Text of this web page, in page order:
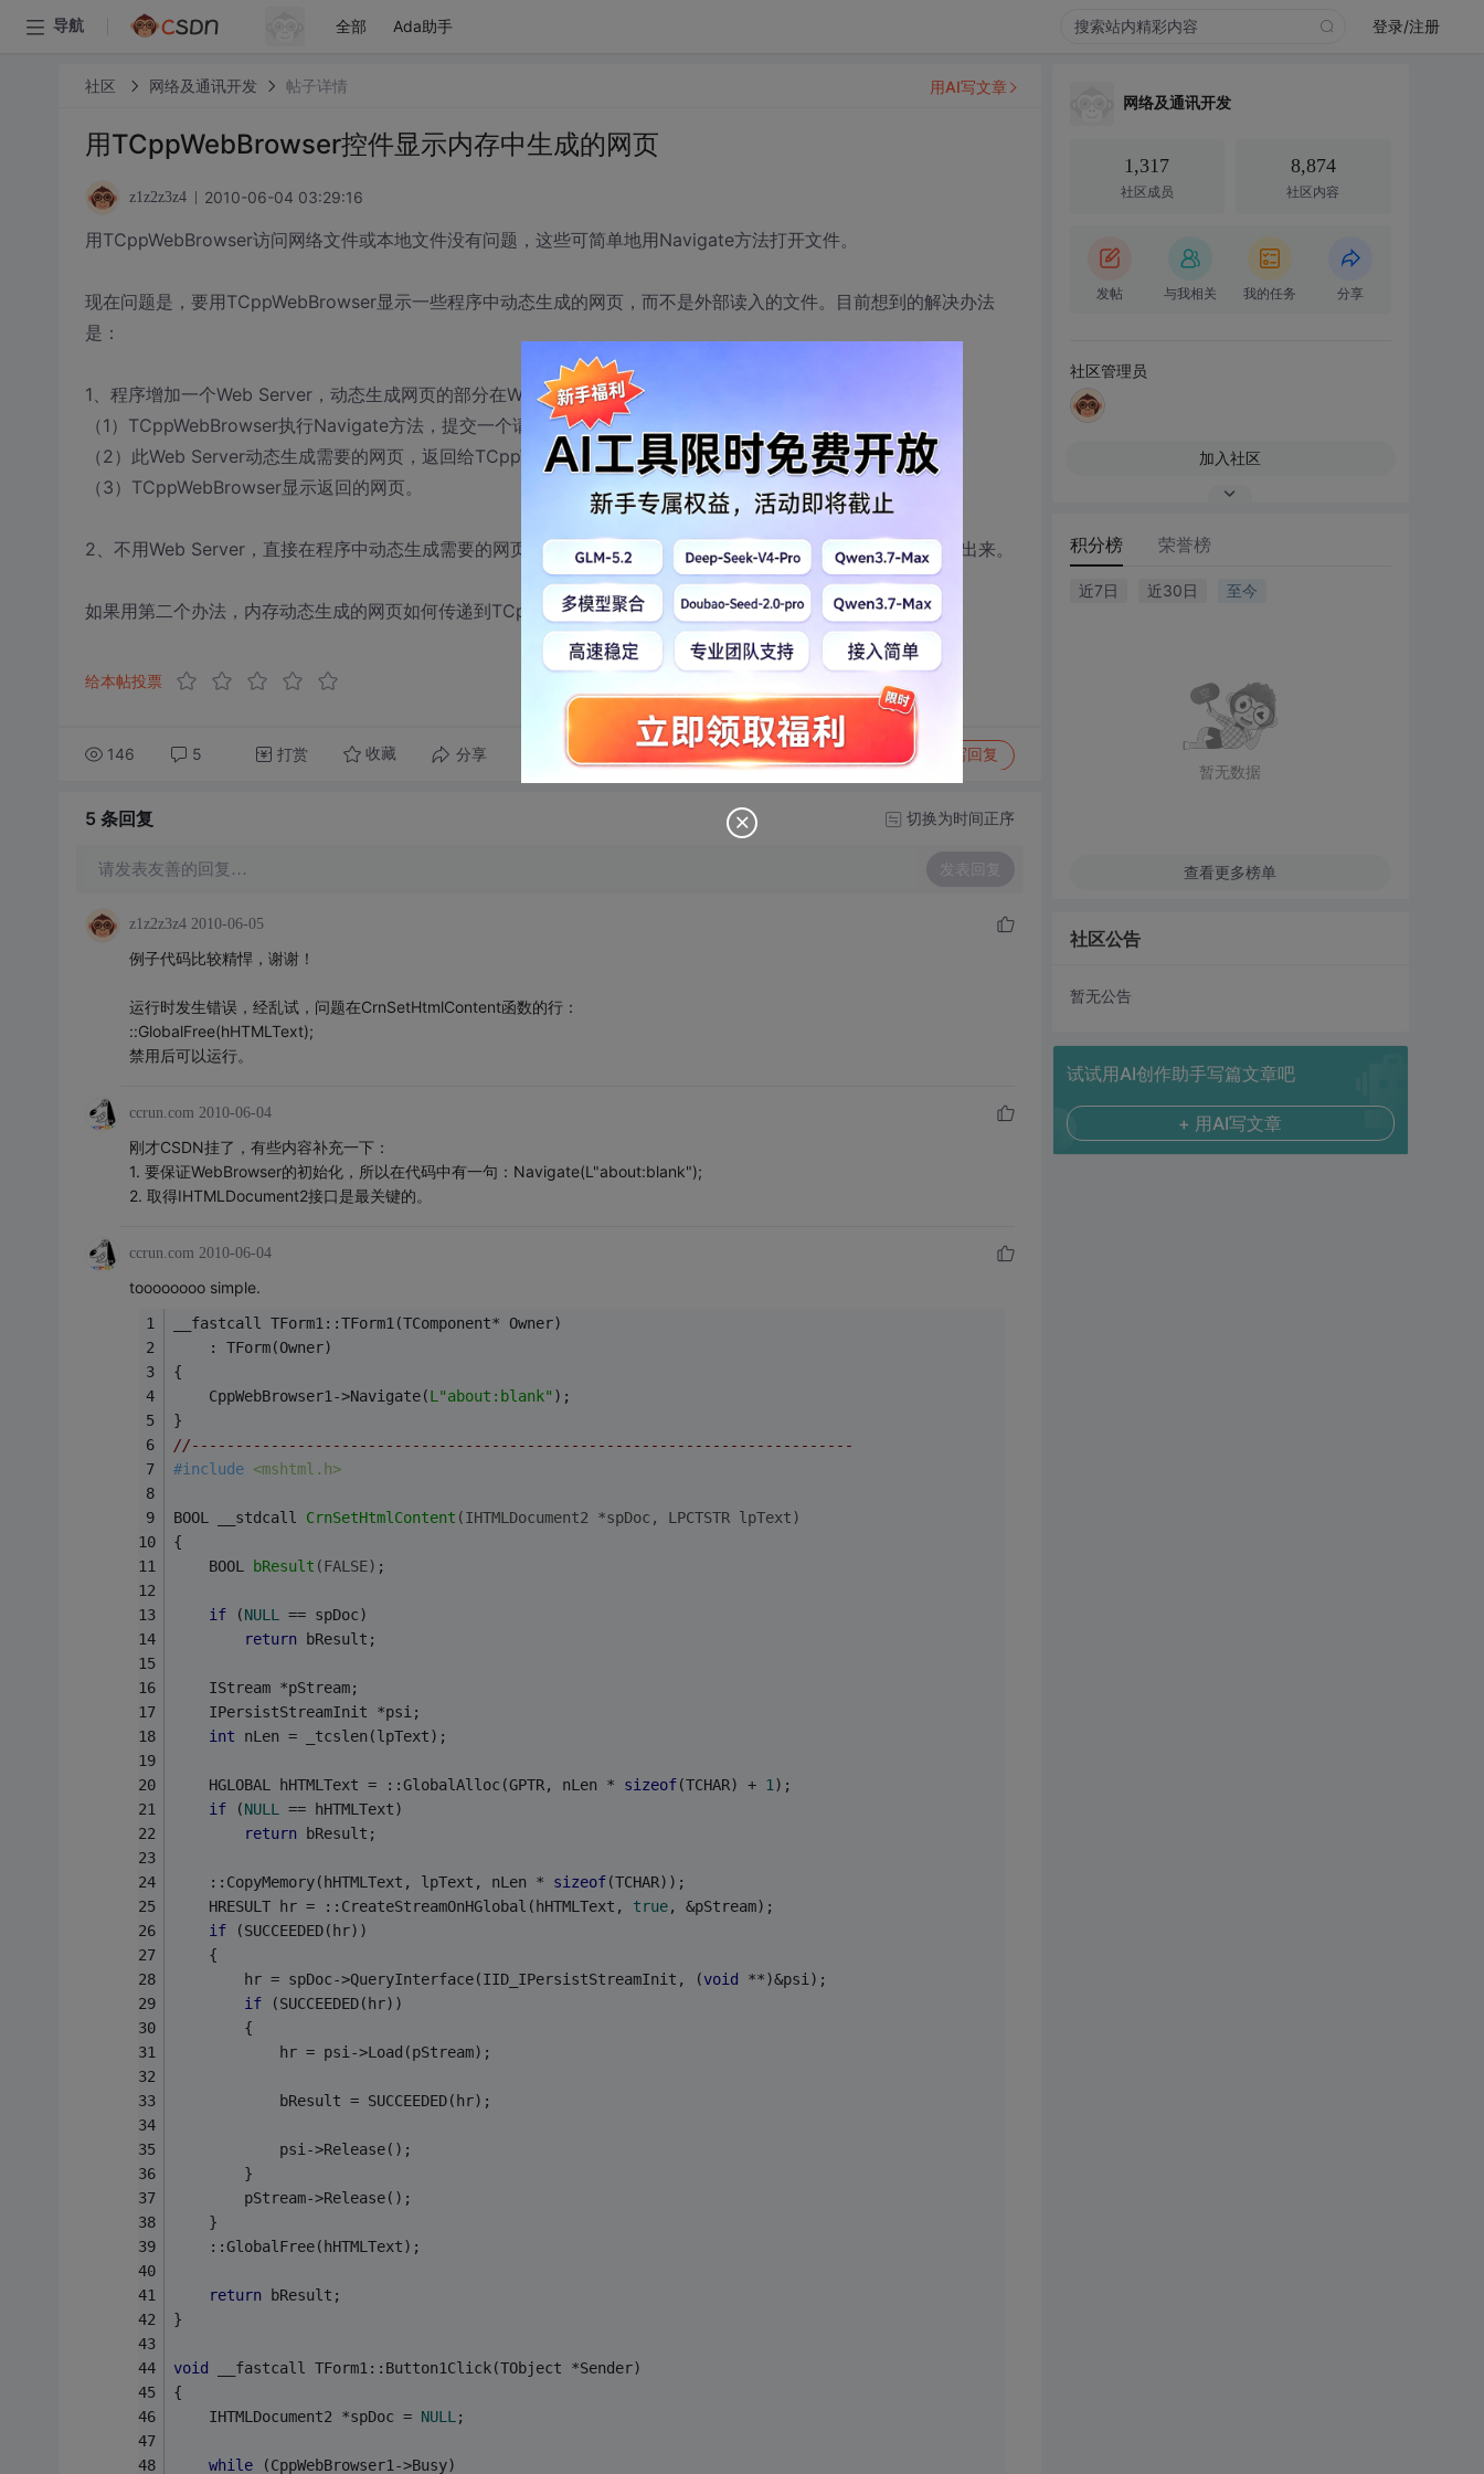
导航 全部 Ada助手 登录/注册
社区 网络及通讯开发 帖子详情
用TCppWebBrowser控件显示内存中生成的网页
z1z2z3z4 2010-06-04 03:29:16
用TCppWebBrowser访问网络文件或本地文件没有问题，这些可简单地用Navigate方法打开文件。
现在问题是，要用TCppWebBrowser显示一些程序中动态生成的网页，而不是外部读入的文件。目前想到的解决办法
是：
1、程序增加一个Web Server，动态生成网页的部分在Web Server中提供。流程是：
（1）TCppWebBrowser执行Navigate方法，提交一个请求到程序内置的Web Server。
（2）此Web Server动态生成需要的网页，返回给TCppWebBrowser。
（3）TCppWebBrowser显示返回的网页。
2、不用Web Server，直接在程序中动态生成需要的网页，即字符串，将此字符串传递给TCppWebBrowser显示出来。
如果用第二个办法，内存动态生成的网页如何传递到TCppWebBrowser显示出来？请给点提示，谢谢！
给本帖投票
146 5 打赏 收藏 分享 转发到动态 举报 写回复
用AI写文章
5 条回复 切换为时间正序
请发表友善的回复… 发表回复
z1z2z3z4 2010-06-05
例子代码比较精悍，谢谢！
运行时发生错误，经乱试，问题在CrnSetHtmlContent函数的行：
::GlobalFree(hHTMLText);
禁用后可以运行。
ccrun.com 2010-06-04
刚才CSDN挂了，有些内容补充一下：
1. 要保证WebBrowser的初始化，所以在代码中有一句：Navigate(L"about:blank");
2. 取得IHTMLDocument2接口是最关键的。
ccrun.com 2010-06-04
toooooooo simple.
__fastcall TForm1::TForm1(TComponent* Owner)
    : TForm(Owner)
{
    CppWebBrowser1->Navigate(
L"about:blank" );
}
//---------------------------------------------------------------------------
#include <mshtml.h>
BOOL __ stdcall CrnSetHtmlContent (IHTMLDocument2 *spDoc, LPCTSTR lpText)
{
BOOL
bResult (FALSE) ;
if (NULL
== spDoc)
return bResult;
    IStream *pStream;
    IPersistStreamInit *psi;
int nLen = _tcslen(lpText);
    HGLOBAL hHTMLText = ::GlobalAlloc(GPTR, nLen *
sizeof(TCHAR) + 1 );
if (NULL
== hHTMLText)
return bResult;
    ::CopyMemory(hHTMLText, lpText, nLen *
sizeof(TCHAR));
    HRESULT hr = ::CreateStreamOnHGlobal(hHTMLText,
true, &pStream);
if (SUCCEEDED(hr))
    {
        hr = spDoc->QueryInterface(IID_IPersistStreamInit, (
void **)&psi);
if (SUCCEEDED(hr))
        {
            hr = psi->Load(pStream);
            bResult = SUCCEEDED(hr);
            psi->Release();
        }
        pStream->Release();
    }
    ::GlobalFree(hHTMLText);
return bResult;
}
void __fastcall TForm1::Button1Click(TObject *Sender)
{
    IHTMLDocument2 *spDoc =
NULL ;
while (CppWebBrowser1->Busy)
网络及通讯开发
1,317
社区成员
8,874
社区内容
发帖 与我相关 我的任务 分享
社区管理员
加入社区
积分榜 荣誉榜
近7日 近30日 至今
暂无数据
查看更多榜单
社区公告
暂无公告
试试用AI创作助手写篇文章吧
+ 用AI写文章